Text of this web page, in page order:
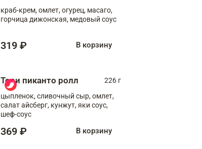
краб-крем, омлет, огурец, масаго,
горчица дижонская, медовый соус
319 ₽ В корзину
Тори пиканто ролл
226 г
цыпленок, сливочный сыр, омлет,
салат айсберг, кунжут, яки соус,
шеф-соус
369 ₽ В корзину